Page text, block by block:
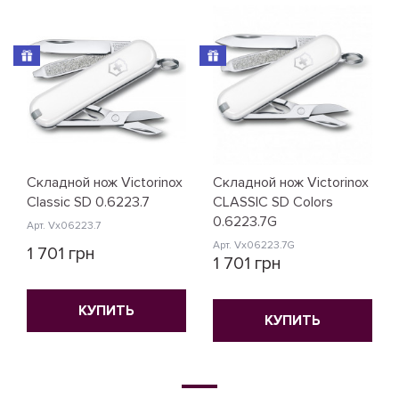
Складной нож Victorinox
Classic SD 0.6223.7
Арт. Vx06223.7
1 701 грн
КУПИТЬ
Складной нож Victorinox
CLASSIC SD Colors
0.6223.7G
Арт. Vx06223.7G
1 701 грн
КУПИТЬ